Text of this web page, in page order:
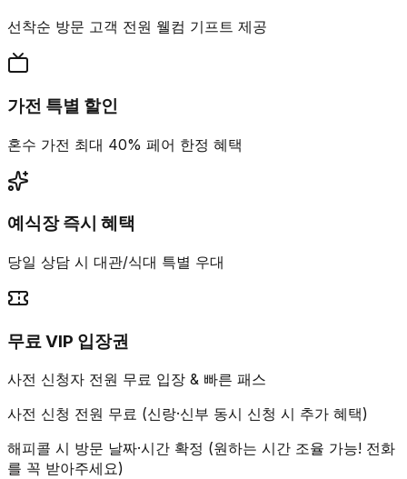
선착순 방문 고객 전원 웰컴 기프트 제공
가전 특별 할인
혼수 가전 최대 40% 페어 한정 혜택
예식장 즉시 혜택
당일 상담 시 대관/식대 특별 우대
무료 VIP 입장권
사전 신청자 전원 무료 입장 & 빠른 패스
사전 신청 전원 무료 (신랑·신부 동시 신청 시 추가 혜택)
해피콜 시 방문 날짜·시간 확정 (원하는 시간 조율 가능! 전화
를 꼭 받아주세요)